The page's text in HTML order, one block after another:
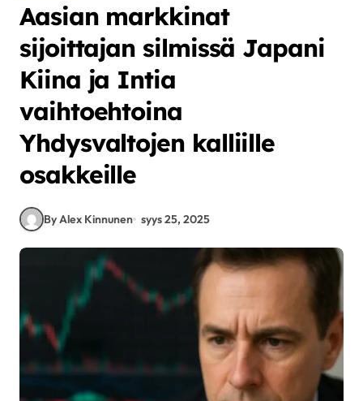
Aasian markkinat
sijoittajan silmissä Japani
Kiina ja Intia
vaihtoehtoina
Yhdysvaltojen kalliille
osakkeille
By Alex Kinnunen syys 25, 2025